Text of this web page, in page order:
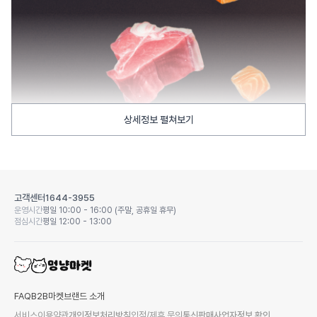
상세정보 펼쳐보기
고객센터1644-3955
운영시간평일 10:00 - 16:00 (주말, 공휴일 휴무)
점심시간평일 12:00 - 13:00
FAQB2B마켓 브랜드 소개
서비스이용약관개인정보처리방침입점/제휴 문의통신판매사업자정보 확인